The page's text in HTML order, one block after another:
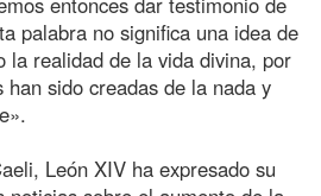
palabra no significa una idea de
la realidad de la vida divina, por
han sido creadas de la nada y
León XIV ha expresado su